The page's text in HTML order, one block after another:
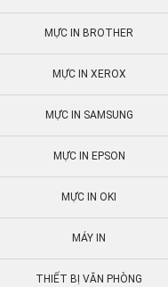
MỰC IN BROTHER
MỰC IN XEROX
MỰC IN SAMSUNG
MỰC IN EPSON
MỰC IN OKI
MÁY IN
THIẾT BỊ VĂN PHÒNG